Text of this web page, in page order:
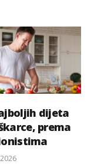
dijeta
prema